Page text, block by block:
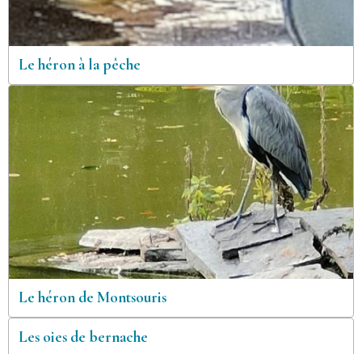
Le héron à la pêche
Le héron de Montsouris
Les oies de bernache